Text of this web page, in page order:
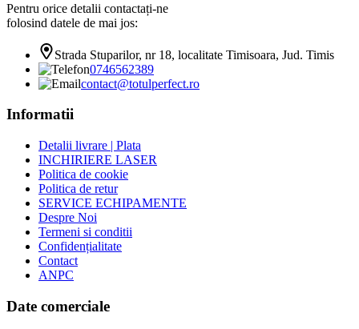
Pentru orice detalii contactați-ne
folosind datele de mai jos:
Strada Stuparilor, nr 18, localitate Timisoara, Jud. Timis
0746562389
contact@totulperfect.ro
Informatii
Detalii livrare | Plata
INCHIRIERE LASER
Politica de cookie
Politica de retur
SERVICE ECHIPAMENTE
Despre Noi
Termeni si conditii
Confidențialitate
Contact
ANPC
Date comerciale